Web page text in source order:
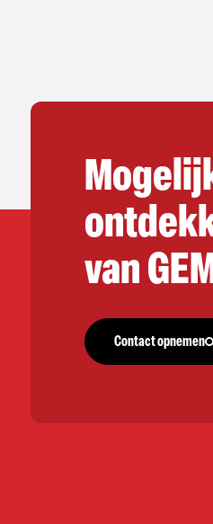
van
Contact opnemen